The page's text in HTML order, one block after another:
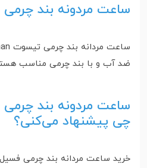
ساعت مردونه بند
ضد آب و با بند چرمی مناسب
ساعت مردونه بند
چی پیشنهاد می‌کنی؟